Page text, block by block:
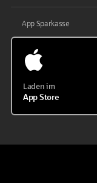
App Sparkasse
Laden im
App Store